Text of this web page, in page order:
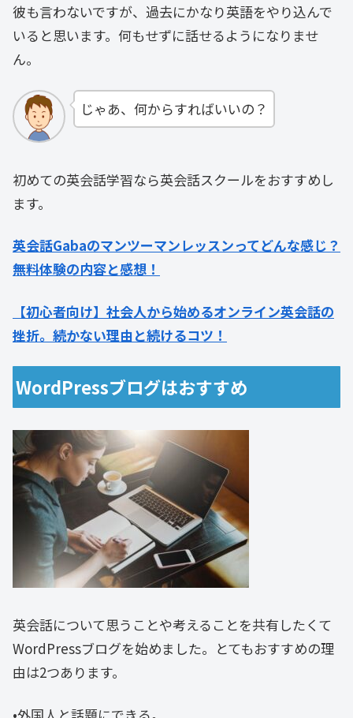
彼も言わないですが、過去にかなり英語をやり込んで
いると思います。何もせずに話せるようになりませ
ん。
じゃあ、何からすればいいの？
初めての英会話学習なら英会話スクールをおすすめし
ます。
英会話Gabaのマンツーマンレッスンってどんな感じ？
無料体験の内容と感想！
【初心者向け】社会人から始めるオンライン英会話の
挫折。続かない理由と続けるコツ！
WordPressブログはおすすめ
英会話について思うことや考えることを共有したくて
WordPressブログを始めました。とてもおすすめの理
由は2つあります。